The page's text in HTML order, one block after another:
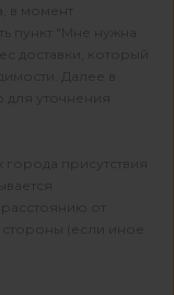
в момент
пункт "Мне нужна
доставки, который
Далее в
уточнения
присутствия
от
(если иное